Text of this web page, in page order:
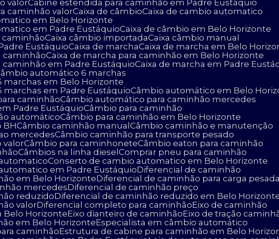
valor Cabine estendida para caminhão em Padre Eustáquio
caminhão valor Caixa de câmbio Caixa de cambio automatico
em Belo Horizonte
em Padre Eustáquio
Caixa de câmbio em Belo Horizonte
caminhão Caixa câmbio importada Caixa câmbio manual
Eustáquio Caixa de marcha Caixa de marcha em Belo
caminhão Caixa de marcha para caminhão em Belo Horizonte
caminhão em Padre Eustáquio Caixa de marcha em Padre
Câmbio automático 6 marchas
marchas em Belo Horizonte
marchas em Padre Eustáquio
Câmbio automático em Belo
caminhão Câmbio automático para caminhão mercedes
Padre Eustáquio Câmbio para caminhão
automático Câmbio para caminhão em Belo Horizonte
BH Câmbio caminhão manual Câmbio caminhão e manutenção
mercedes Câmbio caminhão para transporte pesado
valor Câmbio para caminhonete Câmbio eaton para caminhão
Câmbios na linha diesel Comprar pneu para caminhão
Conserto de cambio automatico em Belo Horizonte
em Padre Eustáquio
Diferencial de caminhão
em Belo Horizonte
Diferencial de caminhão para carga pesada
mercedes
Diferencial de caminhão preço
reduzido
Diferencial de caminhão reduzido em Belo
valor
Diferencial completo para caminhão
Eixo de caminhão
Belo Horizonte
Eixo dianteiro de caminhão
Eixo de tração
em Belo Horizonte
Especialista em câmbio automático
caminhão
Estrutura de cabine para caminhão em Belo